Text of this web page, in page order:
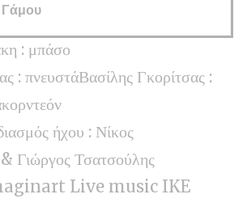
Γάμου
: μπάσο
: πνευστάΒασίλης Γκορίτσας :
ήχου : Νίκος
Γιώργος Τσατσούλης
Live music IKE